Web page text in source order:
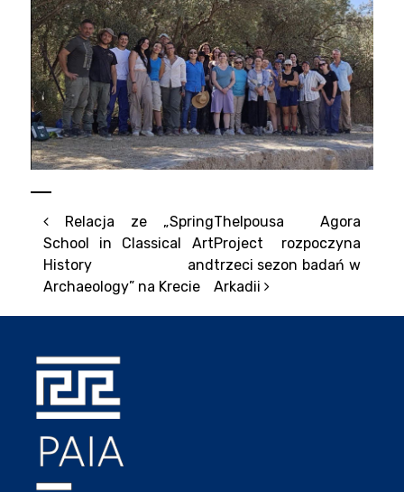
Nawigacja po artykułach
Relacja ze „Spring
School in Classical Art
History and
Archaeology” na Krecie
Thelpousa Agora
Project rozpoczyna
trzeci sezon badań w
Arkadii